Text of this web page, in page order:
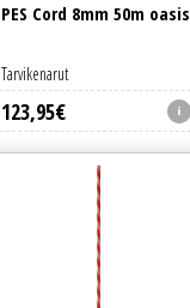
PES Cord 8mm 50m oasis
123,95€
Tarvikenarut